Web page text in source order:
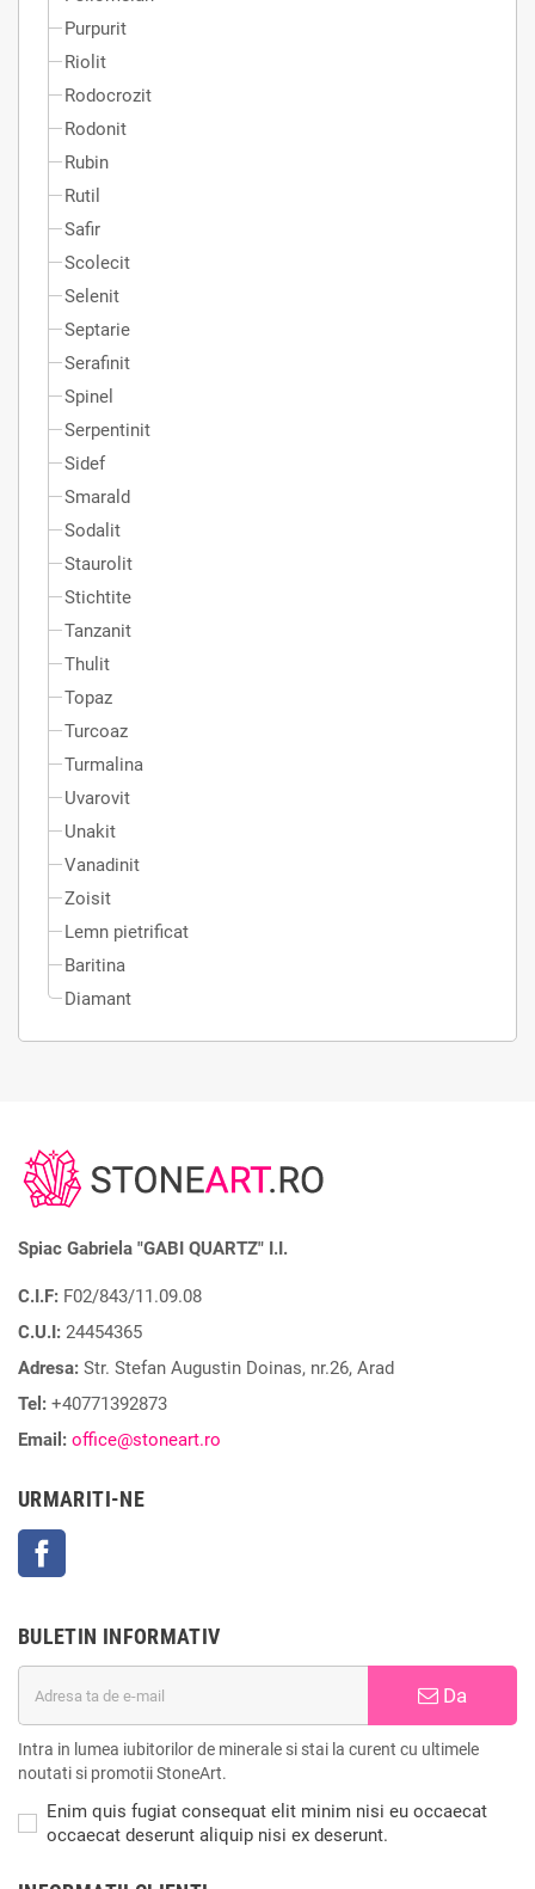
Purpurit
Riolit
Rodocrozit
Rodonit
Rubin
Rutil
Safir
Scolecit
Selenit
Septarie
Serafinit
Spinel
Serpentinit
Sidef
Smarald
Sodalit
Staurolit
Stichtite
Tanzanit
Thulit
Topaz
Turcoaz
Turmalina
Uvarovit
Unakit
Vanadinit
Zoisit
Lemn pietrificat
Baritina
Diamant
Spiac Gabriela "GABI QUARTZ" I.I.
C.I.F: F02/843/11.09.08
C.U.I: 24454365
Adresa: Str. Stefan Augustin Doinas, nr.26, Arad
Tel: +40771392873
Email: office@stoneart.ro
URMARITI-NE
BULETIN INFORMATIV
Da
Intra in lumea iubitorilor de minerale si stai la curent cu ultimele
noutati si promotii StoneArt.
Enim quis fugiat consequat elit minim nisi eu occaecat
occaecat deserunt aliquip nisi ex deserunt.